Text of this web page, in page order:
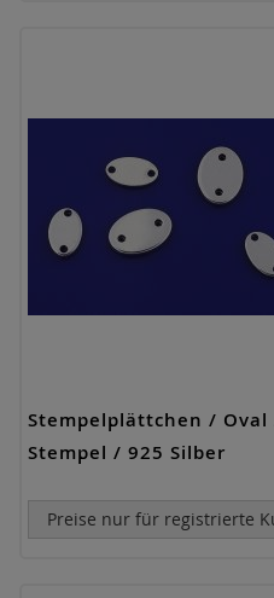
Stempelplättchen /
Stempel / 925 Silber
Preise nur für registrierte